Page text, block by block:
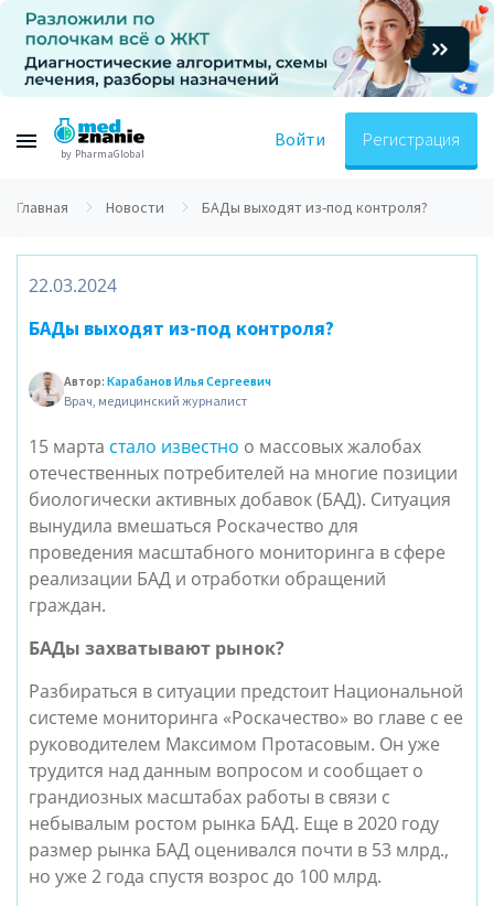
by PharmaGlobal
Войти Регистрация
Главная Новости БАДы выходят из-под контроля?
22.03.2024
БАДы выходят из-под контроля?
Автор: Карабанов Илья Сергеевич
Врач, медицинский журналист
15 марта стало известно о массовых жалобах
отечественных потребителей на многие позиции
биологически активных добавок (БАД). Ситуация
вынудила вмешаться Роскачество для
проведения масштабного мониторинга в сфере
реализации БАД и отработки обращений
граждан.
БАДы захватывают рынок?
Разбираться в ситуации предстоит Национальной
системе мониторинга «Роскачество» во главе с ее
руководителем Максимом Протасовым. Он уже
трудится над данным вопросом и сообщает о
грандиозных масштабах работы в связи с
небывалым ростом рынка БАД. Еще в 2020 году
размер рынка БАД оценивался почти в 53 млрд.,
но уже 2 года спустя возрос до 100 млрд.